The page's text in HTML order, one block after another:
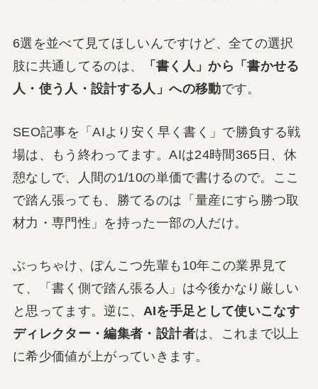
6選を並べて見てほしいんですけど、全ての選択
肢に共通してるのは、
「書く人」から「書かせる
人・使う人・設計する人」への移動です。
SEO記事を「AIより安く早く書く」で勝負する戦
場は、もう終わってます。AIは24時間365日、休
憩なしで、人間の1/10の単価で書けるので。ここ
で踏ん張っても、勝てるのは「量産にすら勝つ取
材力・専門性」を持った一部の人だけ。
ぶっちゃけ、ぽんこつ先輩も10年この業界見て
て、「書く側で踏ん張る人」は今後かなり厳しい
と思ってます。逆に、 AIを手足として使いこなす
ディレクター・編集者・設計者は、これまで以上
に希少価値が上がっていきます。